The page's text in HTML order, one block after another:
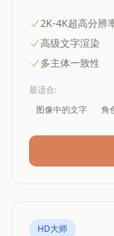
2K-4K超高分辨
高级文字渲染
多主体一致性
最适合:
图像中的文字
角
HD大师